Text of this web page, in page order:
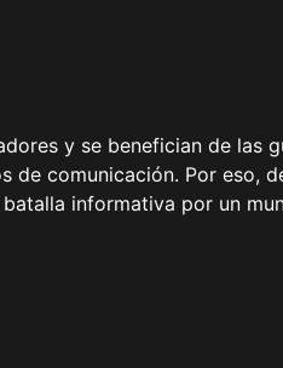
y se benefician de las
de comunicación. Por eso,
informativa por un